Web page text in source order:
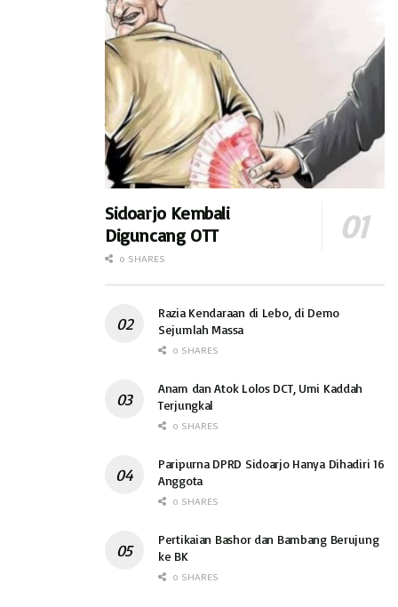
Sidoarjo Kembali
Diguncang OTT
0 SHARES
Razia Kendaraan di Lebo, di Demo
Sejumlah Massa
0 SHARES
Anam dan Atok Lolos DCT, Umi Kaddah
Terjungkal
0 SHARES
Paripurna DPRD Sidoarjo Hanya Dihadiri 16
Anggota
0 SHARES
Pertikaian Bashor dan Bambang Berujung
ke BK
0 SHARES